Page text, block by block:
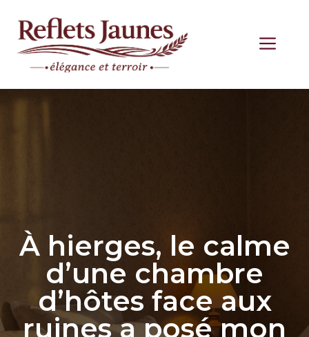
contenu
À hierges, le calme
d’une chambre
d’hôtes face aux
ruines a posé mon